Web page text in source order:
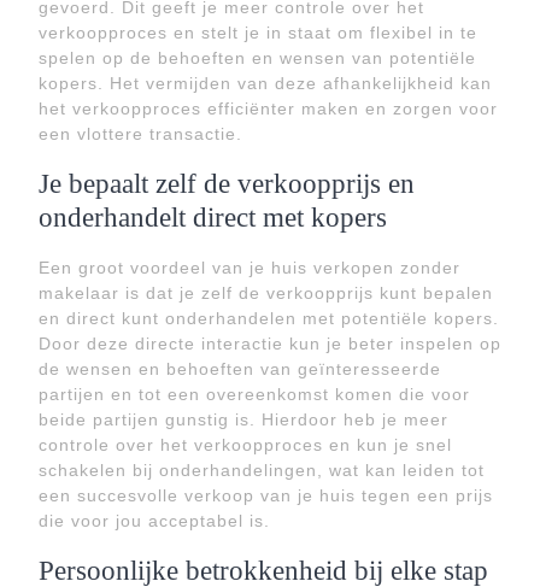
gevoerd. Dit geeft je meer controle over het
verkoopproces en stelt je in staat om flexibel in te
spelen op de behoeften en wensen van potentiële
kopers. Het vermijden van deze afhankelijkheid kan
het verkoopproces efficiënter maken en zorgen voor
een vlottere transactie.
Je bepaalt zelf de verkoopprijs en
onderhandelt direct met kopers
Een groot voordeel van je huis verkopen zonder
makelaar is dat je zelf de verkoopprijs kunt bepalen
en direct kunt onderhandelen met potentiële kopers.
Door deze directe interactie kun je beter inspelen op
de wensen en behoeften van geïnteresseerde
partijen en tot een overeenkomst komen die voor
beide partijen gunstig is. Hierdoor heb je meer
controle over het verkoopproces en kun je snel
schakelen bij onderhandelingen, wat kan leiden tot
een succesvolle verkoop van je huis tegen een prijs
die voor jou acceptabel is.
Persoonlijke betrokkenheid bij elke stap